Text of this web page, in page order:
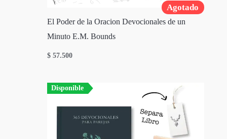
Agotado
El Poder de la Oracion Devocionales de un
Minuto E.M. Bounds
$ 57.500
Disponible